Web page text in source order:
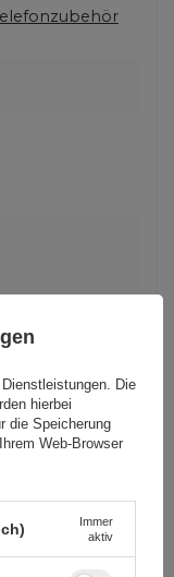
Die
hierbei
die Speicherung
Web-Browser
Immer
aktiv